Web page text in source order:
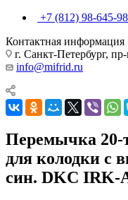
+7 (812) 98-645-98
Контактная информация
г. Санкт-Петербург,
info@mifrid.ru
Перемычка
для колодки с
син. DKC IRK-